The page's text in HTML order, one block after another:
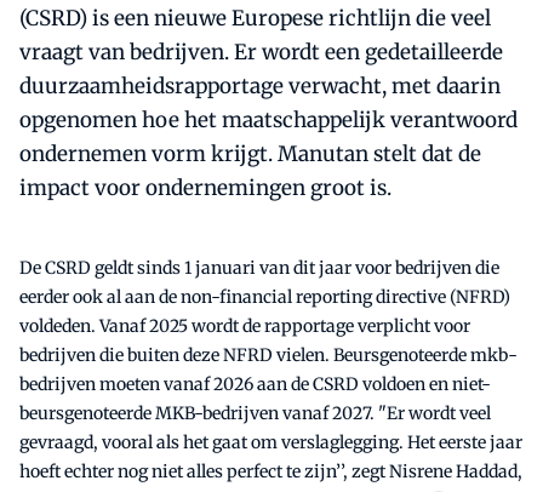
(CSRD) is een nieuwe Europese richtlijn die veel
vraagt van bedrijven. Er wordt een gedetailleerde
duurzaamheidsrapportage verwacht, met daarin
opgenomen hoe het maatschappelijk verantwoord
ondernemen vorm krijgt. Manutan stelt dat de
impact voor ondernemingen groot is.
De CSRD geldt sinds 1 januari van dit jaar voor bedrijven die
eerder ook al aan de non-financial reporting directive (NFRD)
voldeden. Vanaf 2025 wordt de rapportage verplicht voor
bedrijven die buiten deze NFRD vielen. Beursgenoteerde mkb-
bedrijven moeten vanaf 2026 aan de CSRD voldoen en niet-
beursgenoteerde MKB-bedrijven vanaf 2027. "Er wordt veel
gevraagd, vooral als het gaat om verslaglegging. Het eerste jaar
hoeft echter nog niet alles perfect te zijn’’, zegt Nisrene Haddad,